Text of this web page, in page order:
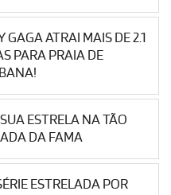
ATRAI MAIS DE 2.1
PARA PRAIA DE
ESTRELA NA TÃO
DA FAMA
ESTRELADA POR